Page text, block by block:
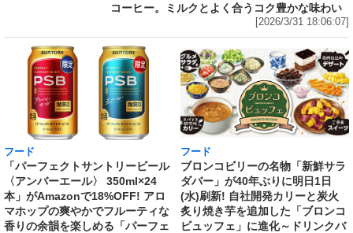
コーヒー。ミルクとよく合うコク豊かな味わい
[2026/3/31 18:06:07]
フード
「パーフェクトサントリービール
〈アンバーエール〉 350ml×24
本」がAmazonで18%OFF! アロ
マホップの爽やかでフルーティな
香りの余韻を楽しめる「パーフェ
フード
ブロンコビリーの名物「新鮮サラ
ダバー」が40年ぶりに明日1日
(水)刷新! 自社開発カリーと炭火
炙り焼き芋を追加した「ブロンコ
ビュッフェ」に進化～ドリンクバ